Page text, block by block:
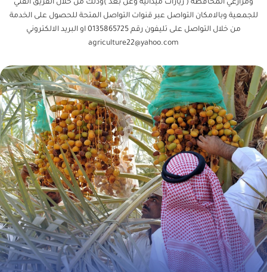
ومزارعي المحافظة ( زيارات ميدانية وعن بعد )وذلك من خلال الفريق الفني
للجمعية وبالامكان التواصل عبر قنوات التواصل المتحة للحصول على الخدمة
من خلال التواصل على تليفون رقم 0135865725 او البريد الالكتروني
agriculture22@yahoo.com